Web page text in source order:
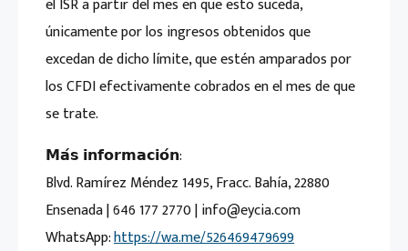
el ISR a partir del mes en que esto suceda,
únicamente por los ingresos obtenidos que
excedan de dicho límite, que estén amparados por
los CFDI efectivamente cobrados en el mes de que
se trate.
𝗠𝗮́𝘀 𝗶𝗻𝗳𝗼𝗿𝗺𝗮𝗰𝗶𝗼́𝗻:
Blvd. Ramírez Méndez 1495, Fracc. Bahía, 22880
Ensenada | 646 177 2770 | info@eycia.com
WhatsApp:https://wa.me/526469479699